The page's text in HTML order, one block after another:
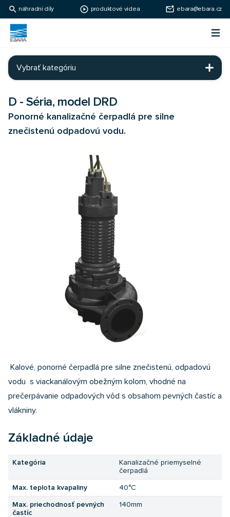
search náhradní díly play_circle_outline produktové videa mark_email_unread ebara@ebara.cz
Ebara Česko
Vybrať kategóriu
D - Séria, model DRD
Ponorné kanalizačné čerpadlá pre silne
znečistenú odpadovú vodu.
Kalové, ponorné čerpadlá pre silne znečistenú, odpadovú
vodu s viackanálovým obežným kolom, vhodné na
prečerpávanie odpadových vôd s obsahom pevných častíc a
vlákniny.
Základné údaje
Kategória
Kanalizačné priemyselné
čerpadlá
Max. teplota kvapaliny 40°C
Max. priechodnosť pevných
častíc
140mm